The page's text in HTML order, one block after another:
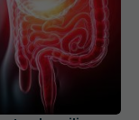
de milioane